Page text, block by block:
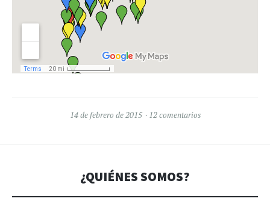
14 de febrero de 2015 12 comentarios
¿QUIÉNES SOMOS?